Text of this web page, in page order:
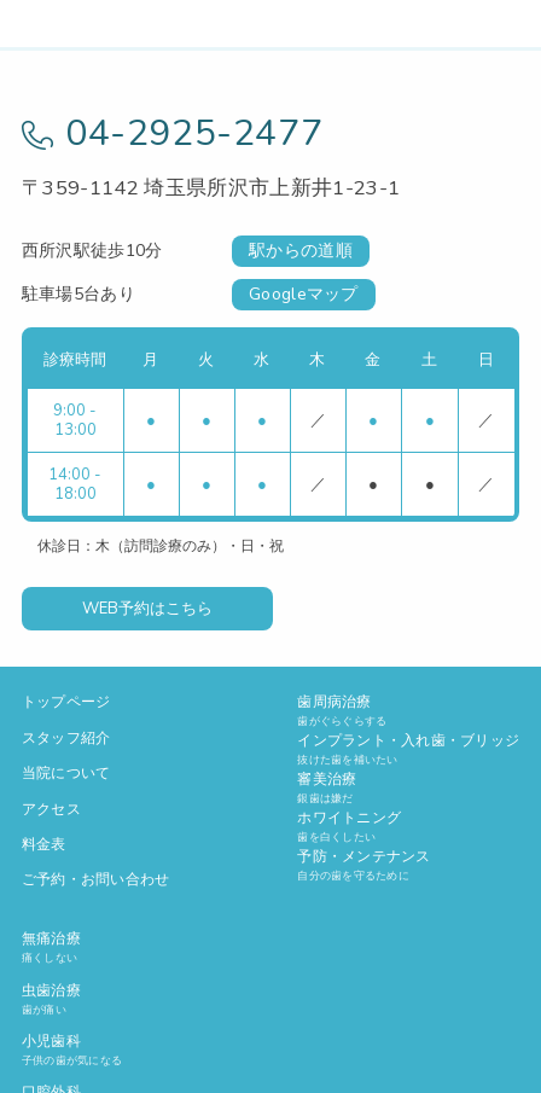
04-2925-2477
〒359-1142 埼玉県所沢市上新井1-23-1
西所沢駅徒歩10分
駅からの道順
駐車場5台あり
Googleマップ
診療時間 月 火 水 木 金 土 日
9:00 -
13:00
● ● ● ／ ● ● ／
14:00 -
18:00
● ● ● ／ ● ● ／
休診日：木（訪問診療のみ）・日・祝
WEB予約はこちら
トップページ
スタッフ紹介
当院について
アクセス
料金表
ご予約・お問い合わせ
歯周病治療
歯がぐらぐらする
インプラント・入れ歯・ブリッジ
抜けた歯を補いたい
審美治療
銀歯は嫌だ
ホワイトニング
歯を白くしたい
予防・メンテナンス
自分の歯を守るために
無痛治療
痛くしない
虫歯治療
歯が痛い
小児歯科
子供の歯が気になる